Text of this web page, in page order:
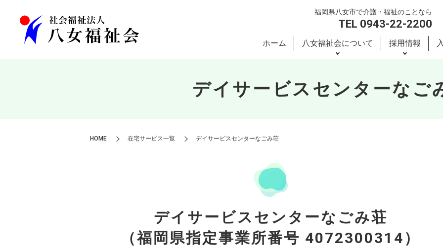
ホーム 八女福祉会について 採用情報
福岡県八女市で介護・福祉のことなら
TEL 0943-22-2200
デイサービスセンターなご
HOME 在宅サービス一覧 デイサービスセンターなごみ荘
デイサービスセンターなごみ荘
（福岡県指定事業所番号 4072300314）